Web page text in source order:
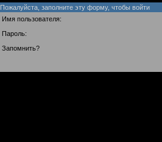
Пожалуйста, заполните эту форму, чтобы войти
Имя пользователя:
Пароль:
Запомнить?